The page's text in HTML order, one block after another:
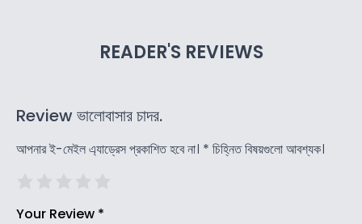
READER'S REVIEWS
Review ভালোবাসার চাদর.
আপনার ই-মেইল এ্যাড্রেস প্রকাশিত হবে না। * চিহ্নিত বিষয়গুলো আবশ্যক।
Your Review *